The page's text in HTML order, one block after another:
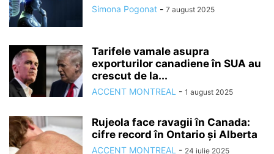
Simona Pogonat - 7 august 2025
Tarifele vamale asupra
exporturilor canadiene în SUA au
crescut de la...
ACCENT MONTREAL - 1 august 2025
Rujeola face ravagii în Canada:
cifre record în Ontario și Alberta
ACCENT MONTREAL - 24 iulie 2025